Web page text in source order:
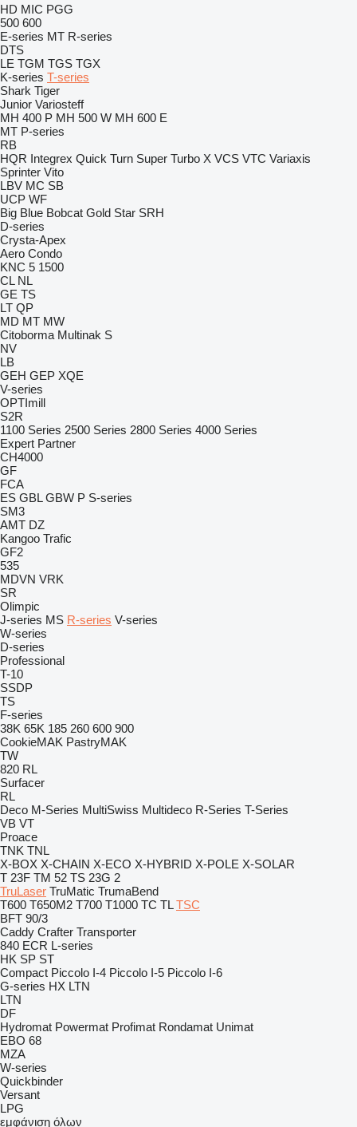
HD MIC PGG
500 600
E-series MT R-series
DTS
LE TGM TGS TGX
K-series T-series
Shark Tiger
Junior Variosteff
MH 400 P MH 500 W MH 600 E
MT P-series
RB
HQR Integrex Quick Turn Super Turbo X VCS VTC Variaxis
Sprinter Vito
LBV MC SB
UCP WF
Big Blue Bobcat Gold Star SRH
D-series
Crysta-Apex
Aero Condo
KNC 5 1500
CL NL
GE TS
LT QP
MD MT MW
Citoborma Multinak S
NV
LB
GEH GEP XQE
V-series
OPTImill
S2R
1100 Series 2500 Series 2800 Series 4000 Series
Expert Partner
CH4000
GF
FCA
ES GBL GBW P S-series
SM3
AMT DZ
Kangoo Trafic
GF2
535
MDVN VRK
SR
Olimpic
J-series MS R-series V-series
W-series
D-series
Professional
T-10
SSDP
TS
F-series
38K 65K 185 260 600 900
CookieMAK PastryMAK
TW
820 RL
Surfacer
RL
Deco M-Series MultiSwiss Multideco R-Series T-Series
VB VT
Proace
TNK TNL
X-BOX X-CHAIN X-ECO X-HYBRID X-POLE X-SOLAR
T 23F TM 52 TS 23G 2
TruLaser TruMatic TrumaBend
T600 T650M2 T700 T1000 TC TL TSC
BFT 90/3
Caddy Crafter Transporter
840 ECR L-series
HK SP ST
Compact Piccolo I-4 Piccolo I-5 Piccolo I-6
G-series HX LTN
LTN
DF
Hydromat Powermat Profimat Rondamat Unimat
EBO 68
MZA
W-series
Quickbinder
Versant
LPG
εμφάνιση όλων